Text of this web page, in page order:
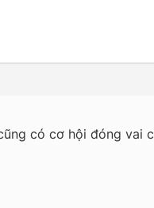
có cơ hội đóng vai